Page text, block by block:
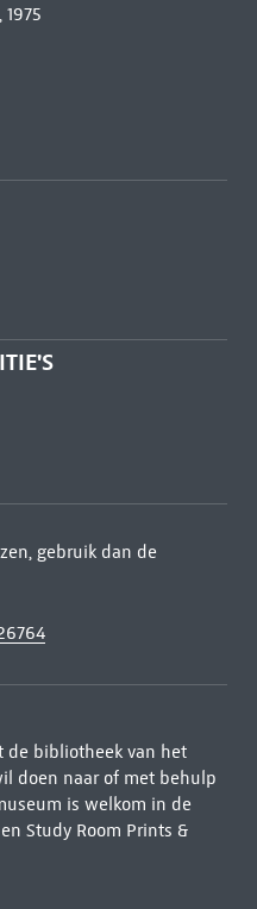
gebruik dan de
de bibliotheek van het
doen naar of met behulp
is welkom in de
Study Room Prints &